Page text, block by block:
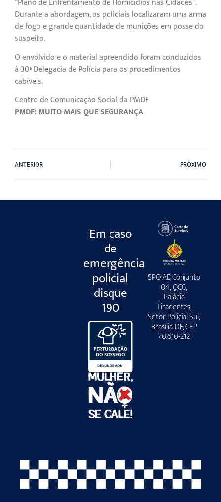
“Plano de Enfrentamento de Homicídios nas Cidades”.
Durante a abordagem, os policiais localizaram uma arma
de fogo e grande quantidade de munições em posse do
suspeito.
O envolvido e o material apreendido foram conduzidos
à 30ª Delegacia de Polícia para os procedimentos
cabíveis.
Centro de Comunicação Social da PMDF
PMDF: MUITO MAIS QUE SEGURANÇA
ANTERIOR PRÓXIMO
Em caso
de
emergência
policial
disque
190
SPO AE Conjunto
04, QCG,
Palácio
Tiradentes,
Setor Policial Sul,
Brasília-DF, CEP
70.610-212